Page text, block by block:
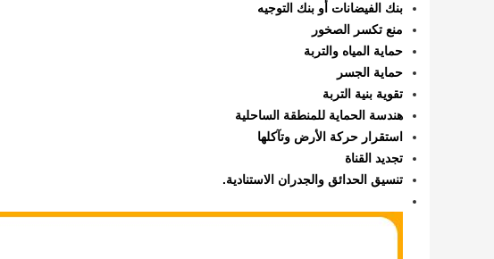
بنك الفيضانات أو بنك التوجيه
منع تكسر الصخور
حماية المياه والتربة
حماية الجسر
تقوية بنية التربة
هندسة الحماية للمنطقة الساحلية
استقرار حركة الأرض وتآكلها
تجديد القناة
تنسيق الحدائق والجدران الاستنادية.